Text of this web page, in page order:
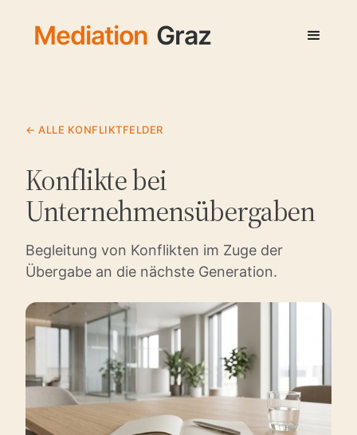
Mediation Graz
← ALLE KONFLIKTFELDER
Konflikte bei
Unternehmensübergaben
Begleitung von Konflikten im Zuge der
Übergabe an die nächste Generation.